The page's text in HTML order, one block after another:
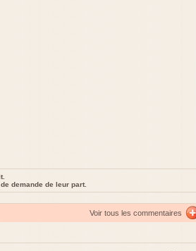
demande de leur part.
Voir tous les commentaires